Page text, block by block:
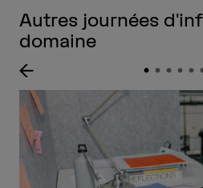
Autres journées
domaine